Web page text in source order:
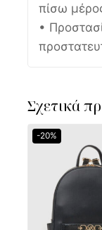
πίσω
•
Σχετικά
-20%